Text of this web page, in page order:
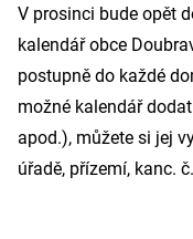
V prosinci bude opět
kalendář obce
postupně do každé
možné kalendář
apod.), můžete si jej
úřadě, přízemí, kanc.